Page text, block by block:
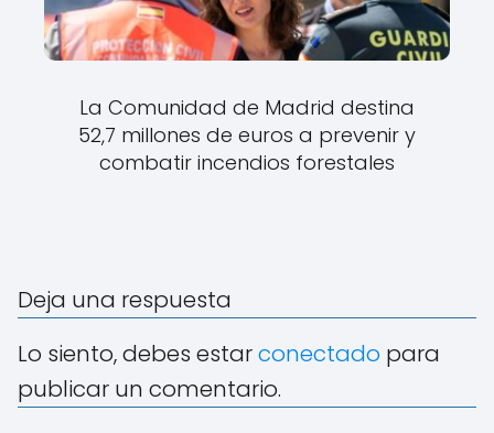
La Comunidad de Madrid destina
52,7 millones de euros a prevenir y
combatir incendios forestales
Deja una respuesta
Lo siento, debes estarconectado para
publicar un comentario.